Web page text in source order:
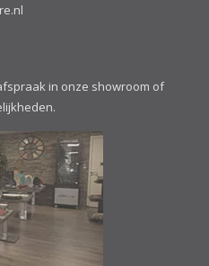
in onze showroom of